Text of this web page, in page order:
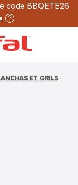
code BBQETE26
ET GRILS